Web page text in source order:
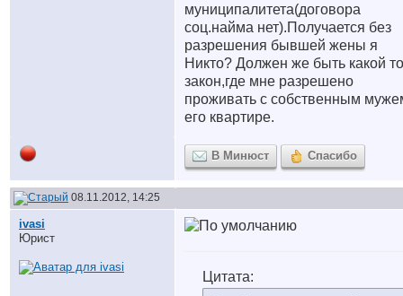
муниципалитета(договора
соц.найма нет).Получается без
разрешения бывшей жены я
Никто? Должен же быть какой то
закон,где мне разрешено
проживать с собственным
его квартире.
В Минюст Спасибо
08.11.2012, 14:25
ivasi
Юрист
Цитата: